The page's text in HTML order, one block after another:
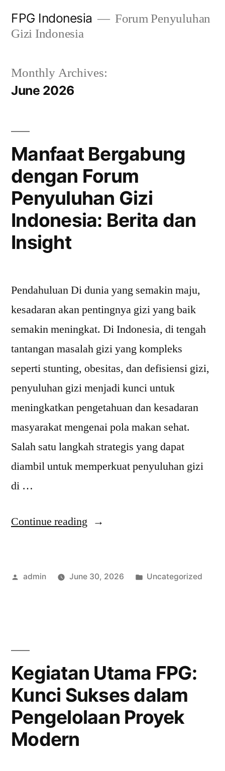
FPG Indonesia
Forum Penyuluhan
Gizi Indonesia
Monthly Archives:
June 2026
Manfaat Bergabung
dengan Forum
Penyuluhan Gizi
Indonesia: Berita dan
Insight
Pendahuluan Di dunia yang semakin maju,
kesadaran akan pentingnya gizi yang baik
semakin meningkat. Di Indonesia, di tengah
tantangan masalah gizi yang kompleks
seperti stunting, obesitas, dan defisiensi gizi,
penyuluhan gizi menjadi kunci untuk
meningkatkan pengetahuan dan kesadaran
masyarakat mengenai pola makan sehat.
Salah satu langkah strategis yang dapat
diambil untuk memperkuat penyuluhan gizi
di …
Continue reading “Manfaat
Forum
dan
Insight”
Posted
admin June 30, 2026
Posted
Uncategorized
Kegiatan Utama FPG:
Kunci Sukses dalam
Pengelolaan Proyek
Modern